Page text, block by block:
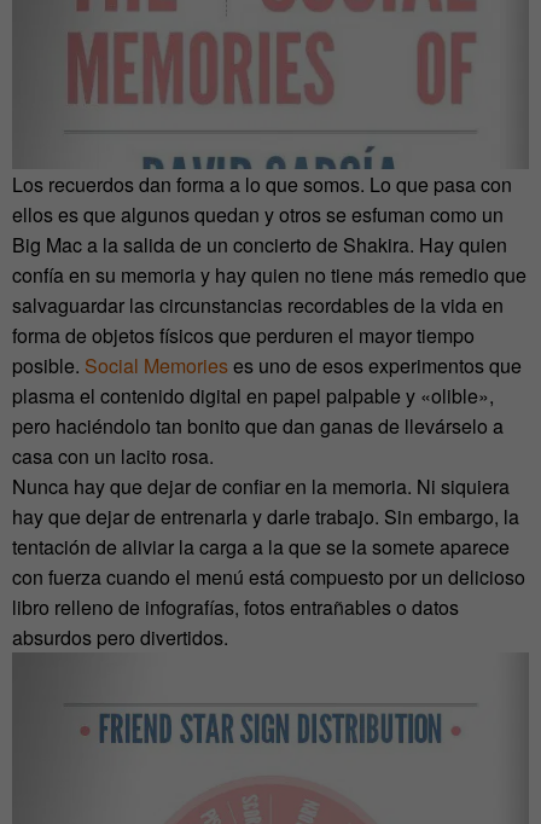
Los recuerdos dan forma a lo que somos. Lo que pasa con
ellos es que algunos quedan y otros se esfuman como un
Big Mac a la salida de un concierto de Shakira. Hay quien
confía en su memoria y hay quien no tiene más remedio que
salvaguardar las circunstancias recordables de la vida en
forma de objetos físicos que perduren el mayor tiempo
posible. Social Memorieses uno de esos experimentos que
plasma el contenido digital en papel palpable y «olible»,
pero haciéndolo tan bonito que dan ganas de llevárselo a
casa con un lacito rosa.
Nunca hay que dejar de confiar en la memoria. Ni siquiera
hay que dejar de entrenarla y darle trabajo. Sin embargo, la
tentación de aliviar la carga a la que se la somete aparece
con fuerza cuando el menú está compuesto por un delicioso
libro relleno de infografías, fotos entrañables o datos
absurdos pero divertidos.